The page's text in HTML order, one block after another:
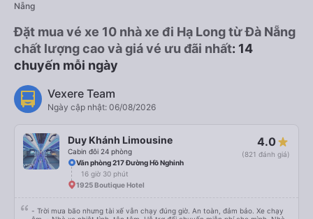
Nẵng
Đặt mua vé xe 10 nhà xe đi Hạ Long từ Đà Nẵng
chất lượng cao và giá vé ưu đãi nhất: 14
chuyến mỗi ngày
Vexere Team
Ngày cập nhật: 06/08/2026
Duy Khánh Limousine
Cabin đôi 24 phòng
4.0
(821 đánh giá)
Văn phòng 217 Đường Hồ Nghinh
16 giờ 30 phút
1925 Boutique Hotel
- Trời mưa bão nhưng tài xế vẫn chạy đúng giờ. An toàn, đảm bảo. Xe chạy